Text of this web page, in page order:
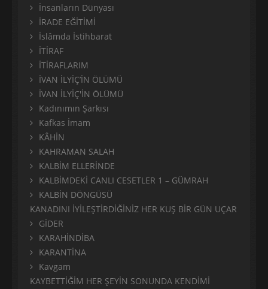
İnsanların Dünyası
İRADE EĞİTİMİ
İslâmda İstihbarat
İTİRAF
İTİRAFLARIM
İVAN İLYİÇ’İN ÖLÜMÜ
İVAN İLYİÇ'İN ÖLÜMÜ
Kadınımın Şarkısı
Kafkas İmam
KÂHİN
KAHRAMAN SALAH
KALBİM ELLERİNDE
KALBİMDEKİ CANLI CESETLER 1 – GÜMRAH
KALBİN DÖNGÜSÜ
KANADINI İYİLEŞTİRDİĞİNİZ HER KUŞ BİR GÜN UÇAR
GİDER
KARAHİNDİBA
KARANTİNA
Kavgam
KAYBETTİĞİM HER ŞEYİN SONUNDA KENDİMİ